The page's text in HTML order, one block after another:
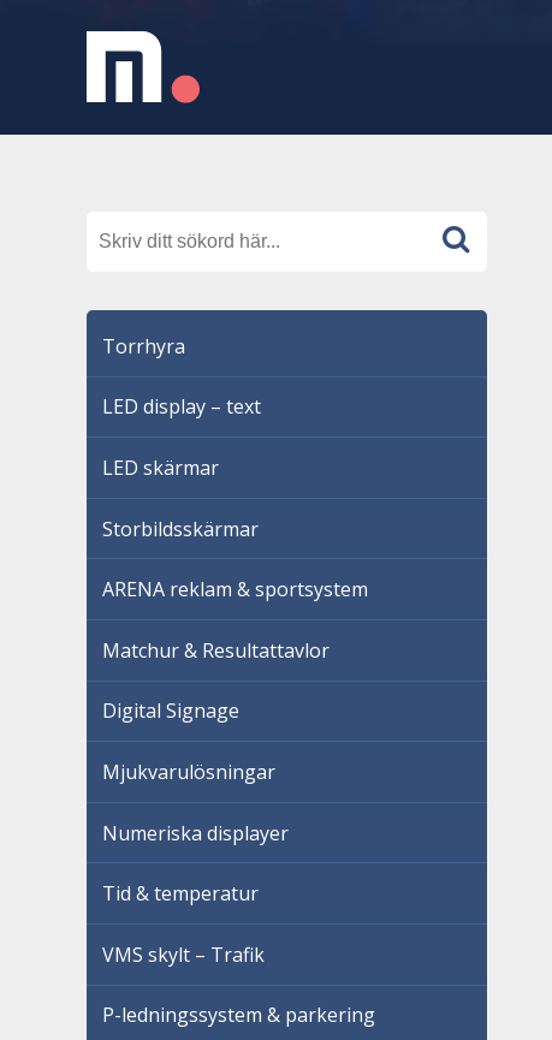
Torrhyra
LED display – text
LED skärmar
Storbildsskärmar
ARENA reklam & sportsystem
Matchur & Resultattavlor
Digital Signage
Mjukvarulösningar
Numeriska displayer
Tid & temperatur
VMS skylt – Trafik
P-ledningssystem & parkering